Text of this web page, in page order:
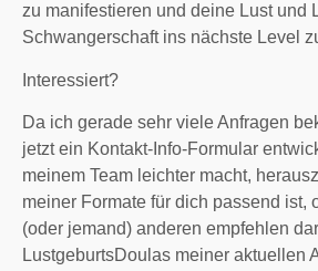
zu manifestieren und deine Lust und
Schwangerschaft ins nächste Level
Interessiert?
Da ich gerade sehr viele Anfragen
jetzt ein Kontakt-Info-Formular
meinem Team leichter macht,
meiner Formate für dich passend ist,
(oder jemand) anderen empfehlen
LustgeburtsDoulas meiner aktuellen